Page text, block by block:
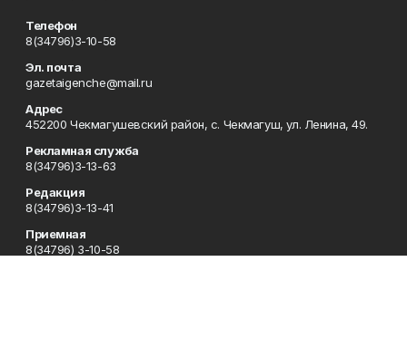
Телефон
8(34796)3-10-58
Эл. почта
gazetaigenche@mail.ru
Адрес
452200 Чекмагушевский район, с. Чекмагуш, ул. Ленина, 49.
Рекламная служба
8(34796)3-13-63
Редакция
8(34796)3-13-41
Приемная
8(34796) 3-10-58